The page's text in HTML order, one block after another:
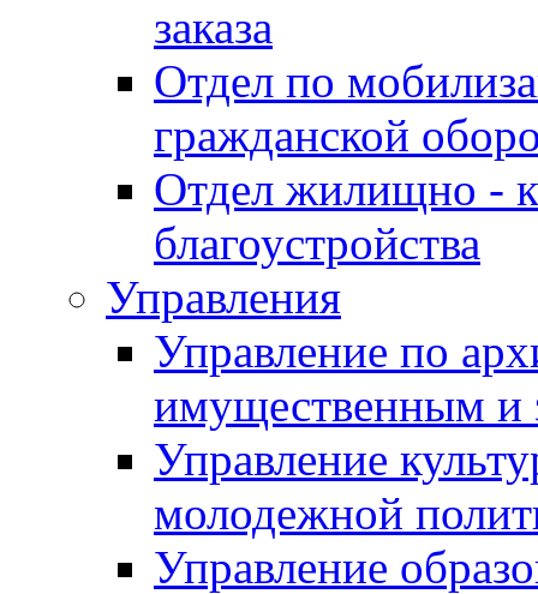
заказа
Отдел по
гражданской
Отдел жилищно -
благоустройства
Управления
Управление по
имущественным и
Управление
молодежной
Управление